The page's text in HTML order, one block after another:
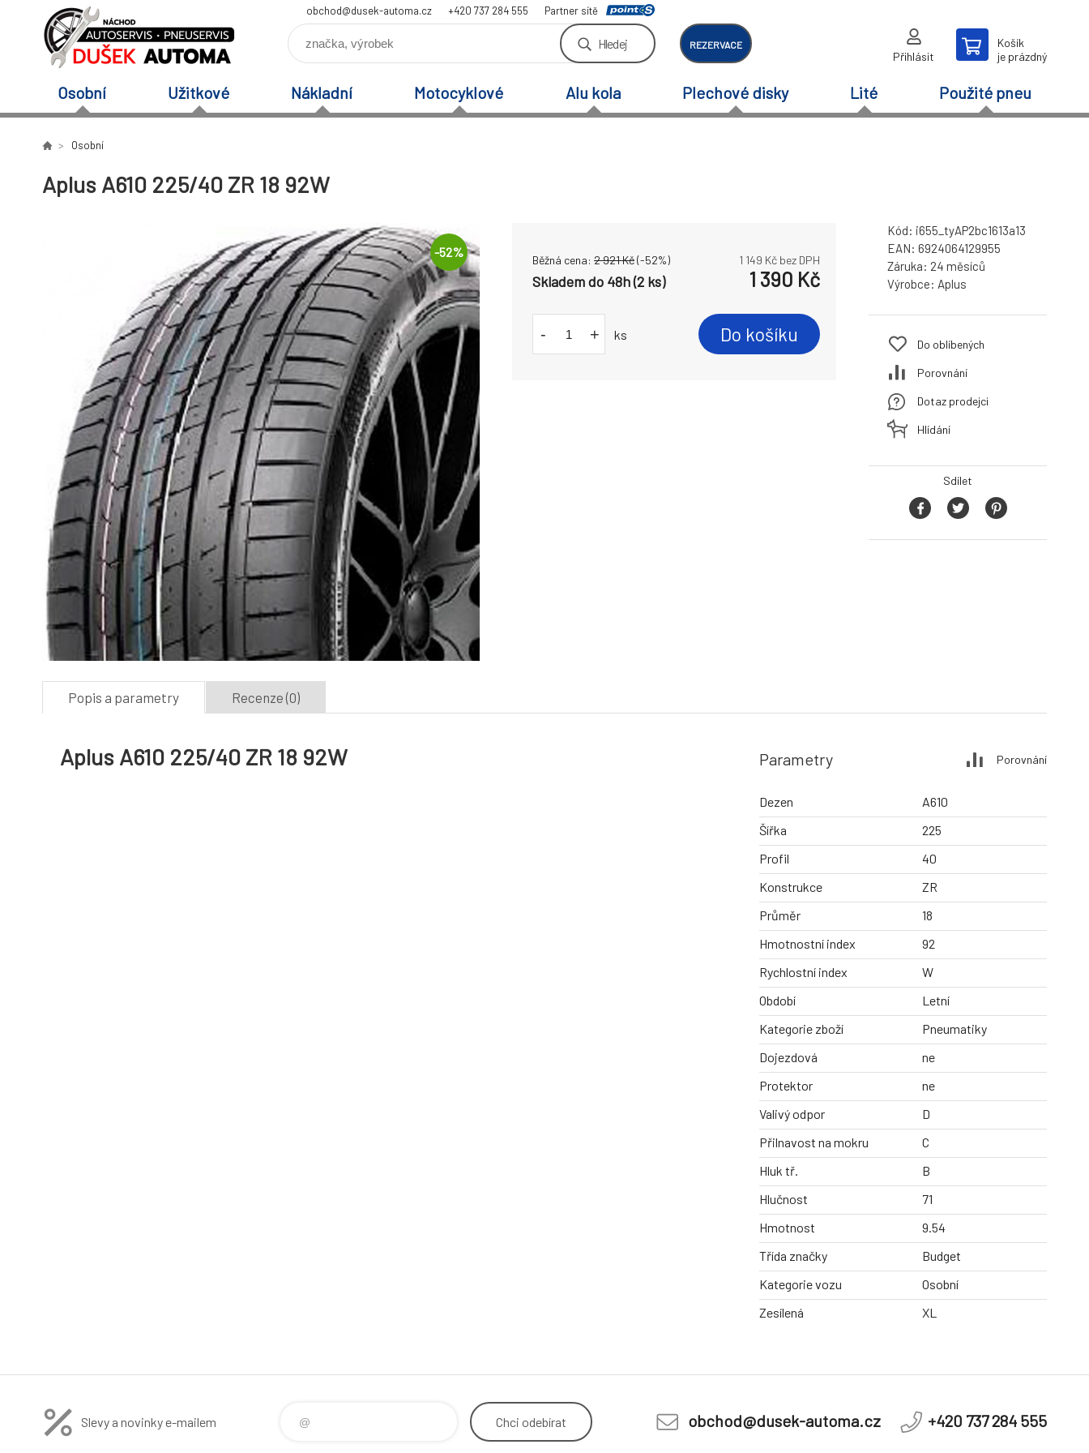
obchod@dusek-automa.cz +420 737 284 555 Partner sítě
Hledej REZERVACE
Přihlásit
Košík
je prázdný
Osobní Užitkové Nákladní Motocyklové Alu kola Plechové disky Lité Použité pneu
Osobní
Aplus A610 225/40 ZR 18 92W
-52%
Běžná cena: 2 921Kč(-52%) 1 149 Kč bez DPH
Skladem do 48h (2 ks) 1 390 Kč
- + ks Do košíku
Kód: i655_tyAP2bc1613a13
EAN: 6924064129955
Záruka: 24 měsíců
Výrobce: Aplus
Do oblíbených
Porovnání
Dotaz prodejci
Hlídání
Sdílet
Popis a parametry Recenze (0)
Aplus A610 225/40 ZR 18 92W Parametry Porovnání
Dezen
A610
Šířka
225
Profil
40
Konstrukce
ZR
Průměr
18
Hmotnostní index
92
Rychlostní index
W
Období
Letní
Kategorie zboží
Pneumatiky
Dojezdová
ne
Protektor
ne
Valivý odpor
D
Přilnavost na mokru
C
Hluk tř.
B
Hlučnost
71
Hmotnost
9.54
Třída značky
Budget
Kategorie vozu
Osobní
Zesílená
XL
Slevy a novinky e-mailem Chci odebírat obchod@dusek-automa.cz +420 737 284 555